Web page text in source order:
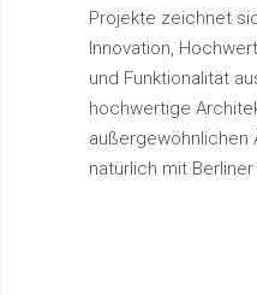
Projekte zeichnet
Innovation,
und Funktionalität
hochwertige
außergewöhnlichen
natürlich mit Berliner